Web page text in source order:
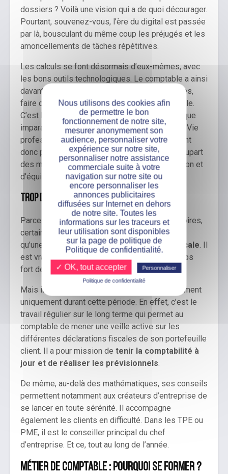
dossiers ? Voilà une vision qui a de quoi décourager.
Pourtant, souvenez-vous, l’ère du digital est passée
par là, bousculant du même coup les préjugés et les
amoncellements de tâches répétitives.
Les calculs se font désormais d’eux-mêmes, avec
les bons outils technologiques. Le comptable a ainsi
davantage de temps pour mener d’autres tâches,
faire du conseil et assurer le suivi de la clientèle.
C’est là que votreesprit d’analyse, votre logique
imparable et vos connaissances interviennent. Vie
professionnelle et vie privée ne se chevauchent
donc pas plus qu’ailleurs. Et, comme dans la plupart
des métiers, tout est une question d’organisation et
d’équilibre.
Trop de travail… ou pas assez ?
Parce que les clichés sont souvent contradictoires,
certains pensent que le comptable ne travaille
qu’une partie de l’année : durant lapériode fiscale. Il
est vrai que cette dernière est le principal temps
fort de la finance.
Mais il serait bien mal avisé d’œuvrer efficacement
uniquement durant cette période. En effet, c’est le
travail régulier sur le long terme qui permet au
comptable de mener une veille active sur les
différentes déclarations fiscales de son portefeuille
client. Il a pour mission de tenir la comptabilité à
jour et de réaliser les prévisionnels.
De même, au-delà des mathématiques, ses conseils
permettent notamment aux créateurs d’entreprise de
se lancer en toute sérénité. Il accompagne
également les clients en difficulté. Dans les TPE ou
PME, il est le conseiller principal du chef
d’entreprise. Et ce, tout au long de l’année.
Métier de comptable : pourquoi se former ?
Nous utilisons des cookies afin
de permettre le bon
fonctionnement de notre site,
mesurer anonymement son
audience, personnaliser votre
expérience sur notre site,
personnaliser notre assistance
commerciale suite à votre
navigation sur notre site ou
encore personnaliser les
annonces publicitaires
diffusées sur Internet en dehors
de notre site. Toutes les
informations sur les traceurs et
leur utilisation sont disponibles
sur la page de politique de
Politique de confidentialité.
✓ OK, tout accepter
Personnaliser
Politique de confidentialité